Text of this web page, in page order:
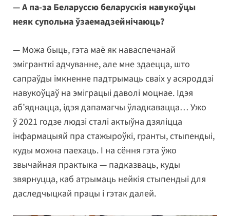
— А па-за Беларуссю беларускія навукоўцы
неяк супольна ўзаемадзейнічаюць?
— Можа быць, гэта маё як наваспечанай
эмігранткі адчуванне, але мне здаецца, што
сапраўды імкненне падтрымаць сваіх у асяроддзі
навукоўцаў на эміграцыі даволі моцнае. Ідэя
аб’яднацца, ідэя дапамагчы ўладкавацца… Ужо
ў 2021 годзе людзі сталі актыўна дзяліцца
інфармацыяй пра стажыроўкі, гранты, стыпендыі,
куды можна паехаць. І на сёння гэта ўжо
звычайная практыка — падказваць, куды
звярнуцца, каб атрымаць нейкія стыпендыі для
даследчыцкай працы і гэтак далей.